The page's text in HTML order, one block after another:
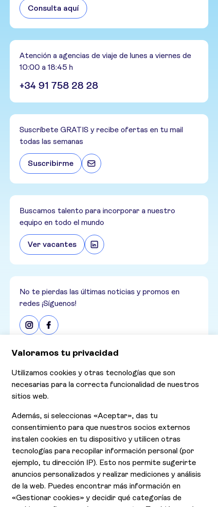
Consulta aquí
Atención a agencias de viaje de lunes a viernes de
10:00 a 18:45 h
+34 91 758 28 28
Suscríbete GRATIS y recibe ofertas en tu mail
todas las semanas
Suscribirme
Buscamos talento para incorporar a nuestro
equipo en todo el mundo
Ver vacantes
No te pierdas las últimas noticias y promos en
redes ¡Síguenos!
Consultar nuestras últimas ofertas
Ofertas
Contáctanos
Declaración de Accesibilidad
Aviso de Privacidad
Cookies